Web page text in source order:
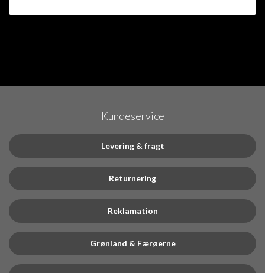
Kundeservice
Levering & fragt
Returnering
Reklamation
Grønland & Færøerne